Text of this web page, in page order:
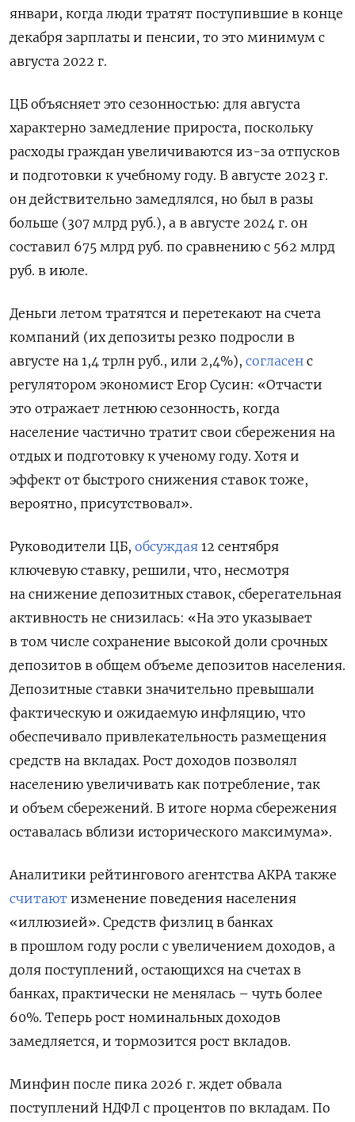
январи, когда люди тратят поступившие в конце
декабря зарплаты и пенсии, то это минимум с
августа 2022 г.
ЦБ объясняет это сезонностью: для августа
характерно замедление прироста, поскольку
расходы граждан увеличиваются из-за отпусков
и подготовки к учебному году. В августе 2023 г.
он действительно замедлялся, но был в разы
больше (307 млрд руб.), а в августе 2024 г. он
составил 675 млрд руб. по сравнению с 562 млрд
руб. в июле.
Деньги летом тратятся и перетекают на счета
компаний (их депозиты резко подросли в
августе на 1,4 трлн руб., или 2,4%), согласен с
регулятором экономист Егор Сусин: «Отчасти
это отражает летнюю сезонность, когда
население частично тратит свои сбережения на
отдых и подготовку к ученому году. Хотя и
эффект от быстрого снижения ставок тоже,
вероятно, присутствовал».
Руководители ЦБ, обсуждая 12 сентября
ключевую ставку, решили, что, несмотря
на снижение депозитных ставок, сберегательная
активность не снизилась: «На это указывает
в том числе сохранение высокой доли срочных
депозитов в общем объеме депозитов населения.
Депозитные ставки значительно превышали
фактическую и ожидаемую инфляцию, что
обеспечивало привлекательность размещения
средств на вкладах. Рост доходов позволял
населению увеличивать как потребление, так
и объем сбережений. В итоге норма сбережения
оставалась вблизи исторического максимума».
Аналитики рейтингового агентства АКРА также
считают изменение поведения населения
«иллюзией». Средств физлиц в банках
в прошлом году росли с увеличением доходов, а
доля поступлений, остающихся на счетах в
банках, практически не менялась – чуть более
60%. Теперь рост номинальных доходов
замедляется, и тормозится рост вкладов.
Минфин после пика 2026 г. ждет обвала
поступлений НДФЛ с процентов по вкладам. По